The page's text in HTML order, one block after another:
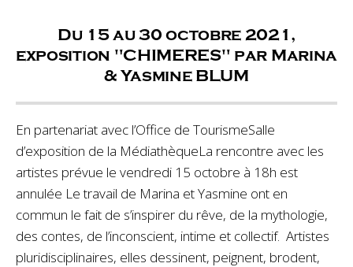
Du 15 au 30 octobre 2021,
exposition "CHIMERES" par Marina
& Yasmine BLUM
En partenariat avec l’Office de TourismeSalle
d’exposition de la MédiathèqueLa rencontre avec les
artistes prévue le vendredi 15 octobre à 18h est
annulée Le travail de Marina et Yasmine ont en
commun le fait de s’inspirer du rêve, de la mythologie,
des contes, de l’inconscient, intime et collectif. Artistes
pluridisciplinaires, elles dessinent, peignent, brodent,